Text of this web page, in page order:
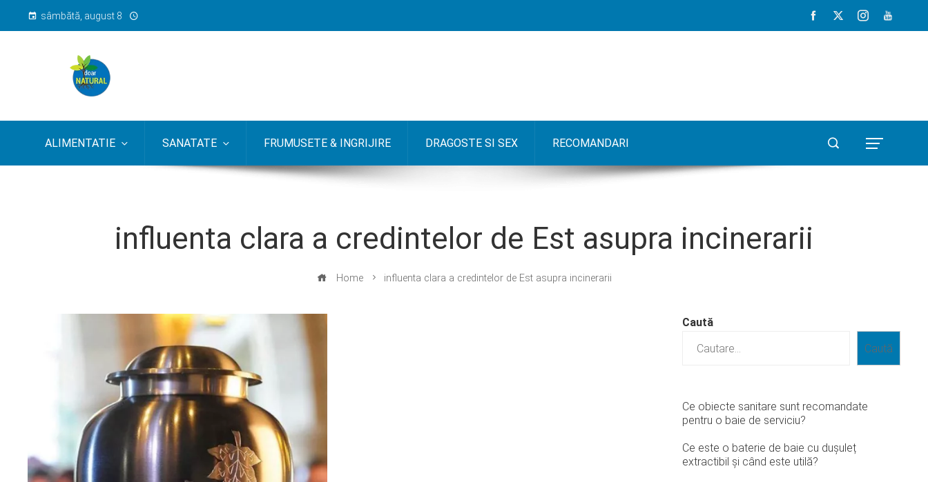
sâmbătă, august 8
ALIMENTATIE SANATATE FRUMUSETE & INGRIJIRE DRAGOSTE SI SEX RECOMANDARI
influenta clara a credintelor de Est asupra incinerarii
Home influenta clara a credintelor de Est asupra incinerarii
Caută
Caută
Ce obiecte sanitare sunt recomandate
pentru o baie de serviciu?
Ce este o baterie de baie cu dușuleț
extractibil și când este utilă?